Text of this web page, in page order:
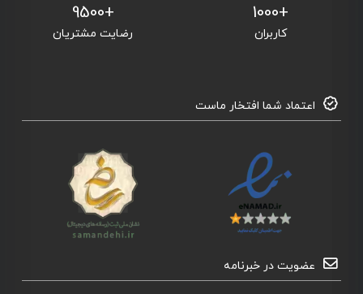
+1000
کاربران
+9500
رضایت مشتریان
اعتماد شما افتخار ماست
عضویت در خبرنامه